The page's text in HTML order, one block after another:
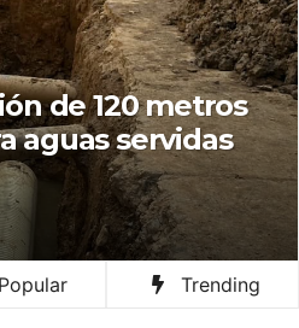
NOTICIAS
alianza
de
AGO 7,
Popular Trending